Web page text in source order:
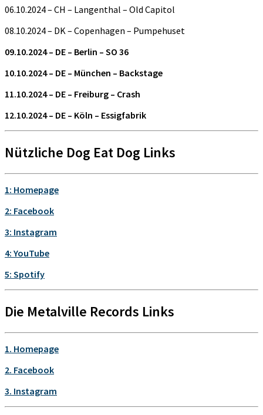
06.10.2024 – CH – Langenthal – Old Capitol
08.10.2024 – DK – Copenhagen – Pumpehuset
09.10.2024 – DE – Berlin – SO 36
10.10.2024 – DE – München – Backstage
11.10.2024 – DE – Freiburg – Crash
12.10.2024 – DE – Köln – Essigfabrik
Nützliche Dog Eat Dog Links
1: Homepage
2: Facebook
3: Instagram
4: YouTube
5: Spotify
Die Metalville Records Links
1. Homepage
2. Facebook
3. Instagram